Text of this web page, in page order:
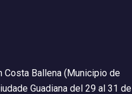
Costa Ballena (Municipio de
Guadiana del 29 al 31 de